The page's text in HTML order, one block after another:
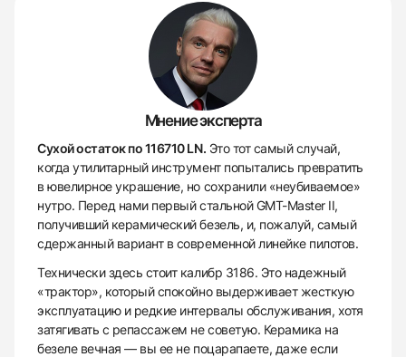
Мнение эксперта
Сухой остаток по 116710 LN. Это тот самый случай,
когда утилитарный инструмент попытались превратить
в ювелирное украшение, но сохранили «неубиваемое»
нутро. Перед нами первый стальной GMT-Master II,
получивший керамический безель, и, пожалуй, самый
сдержанный вариант в современной линейке пилотов.
Технически здесь стоит калибр 3186. Это надежный
«трактор», который спокойно выдерживает жесткую
эксплуатацию и редкие интервалы обслуживания, хотя
затягивать с репассажем не советую. Керамика на
безеле вечная — вы ее не поцарапаете, даже если